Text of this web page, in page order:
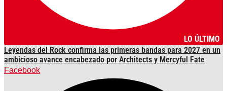
LO ÚLTIMO
Leyendas del Rock confirma las primeras bandas para 2027 en un
ambicioso avance encabezado por Architects y Mercyful Fate
Facebook